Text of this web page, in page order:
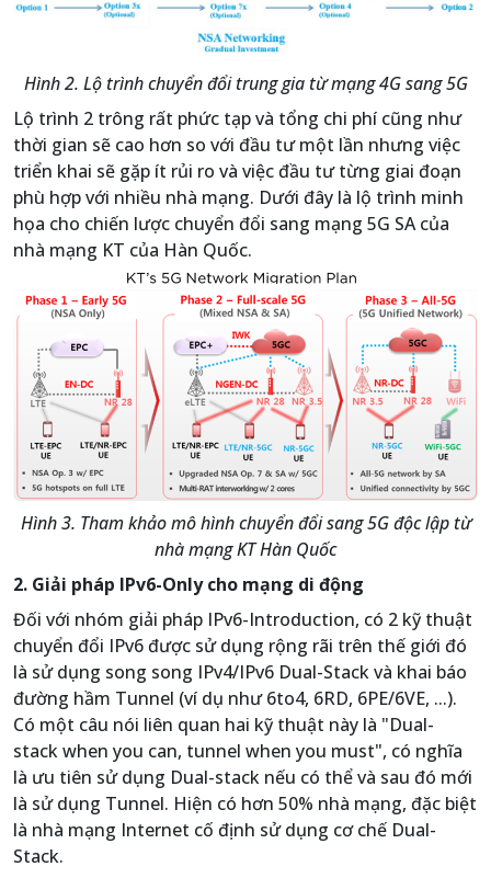
Hình 2. Lộ trình chuyển đổi trung gia từ mạng 4G sang 5G
Lộ trình 2 trông rất phức tạp và tổng chi phí cũng như
thời gian sẽ cao hơn so với đầu tư một lần nhưng việc
triển khai sẽ gặp ít rủi ro và việc đầu tư từng giai đoạn
phù hợp với nhiều nhà mạng. Dưới đây là lộ trình minh
họa cho chiến lược chuyển đổi sang mạng 5G SA của
nhà mạng KT của Hàn Quốc.
Hình 3. Tham khảo mô hình chuyển đổi sang 5G độc lập từ
nhà mạng KT Hàn Quốc
2. Giải pháp IPv6-Only cho mạng di động
Đối với nhóm giải pháp IPv6-Introduction, có 2 kỹ thuật
chuyển đổi IPv6 được sử dụng rộng rãi trên thế giới đó
là sử dụng song song IPv4/IPv6 Dual-Stack và khai báo
đường hầm Tunnel (ví dụ như 6to4, 6RD, 6PE/6VE, ...).
Có một câu nói liên quan hai kỹ thuật này là "Dual-
stack when you can, tunnel when you must", có nghĩa
là ưu tiên sử dụng Dual-stack nếu có thể và sau đó mới
là sử dụng Tunnel. Hiện có hơn 50% nhà mạng, đặc biệt
là nhà mạng Internet cố định sử dụng cơ chế Dual-
Stack.